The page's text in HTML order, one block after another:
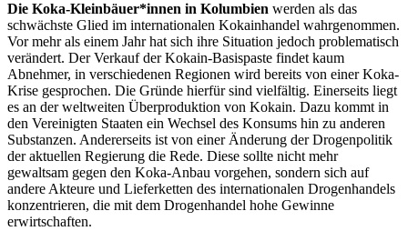
Die Koka-Kleinbäuer*innen in Kolumbien werden als das
schwächste Glied im internationalen Kokainhandel wahrgenommen.
Vor mehr als einem Jahr hat sich ihre Situation jedoch problematisch
verändert. Der Verkauf der Kokain-Basispaste findet kaum
Abnehmer, in verschiedenen Regionen wird bereits von einer Koka-
Krise gesprochen. Die Gründe hierfür sind vielfältig. Einerseits liegt
es an der weltweiten Überproduktion von Kokain. Dazu kommt in
den Vereinigten Staaten ein Wechsel des Konsums hin zu anderen
Substanzen. Andererseits ist von einer Änderung der Drogenpolitik
der aktuellen Regierung die Rede. Diese sollte nicht mehr
gewaltsam gegen den Koka-Anbau vorgehen, sondern sich auf
andere Akteure und Lieferketten des internationalen Drogenhandels
konzentrieren, die mit dem Drogenhandel hohe Gewinne
erwirtschaften.